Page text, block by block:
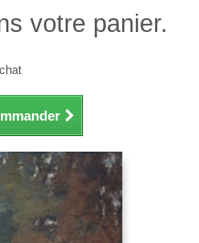
votre panier.